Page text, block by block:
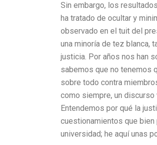
Sin embargo, los
ha tratado de ocultar y
observado en el tuit del
una minoría de tez blanca,
justicia. Por años nos han
sabemos que no tenemos
sobre todo contra
como siempre, un
Entendemos por qué la
cuestionamientos que bien
universidad; he aquí unas